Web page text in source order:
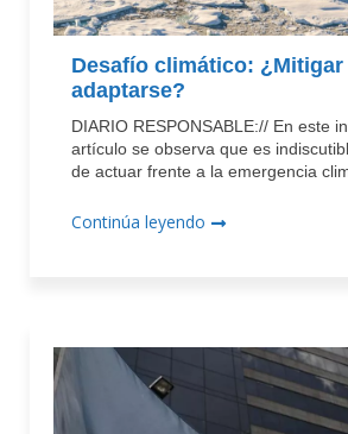
Desafío climático: ¿Mitigar
adaptarse?
DIARIO RESPONSABLE:// En este
artículo se observa que es
de actuar frente a la emergencia
Continúa leyendo